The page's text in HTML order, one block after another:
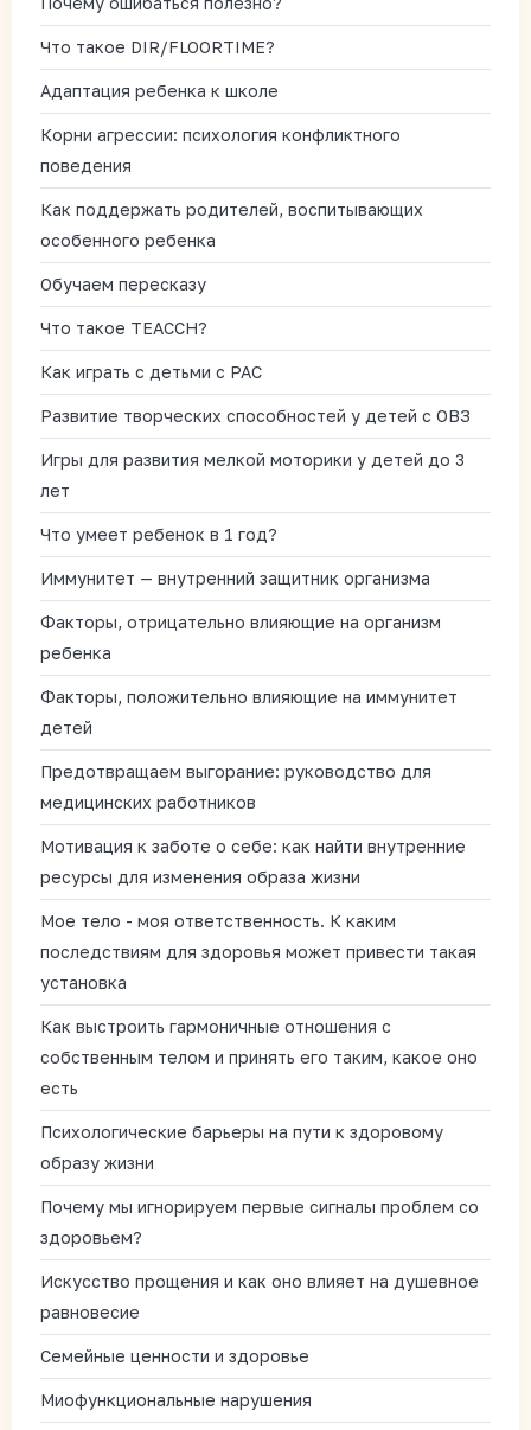
Что такое DIR/FLOORTIME?
Адаптация ребенка к школе
Корни агрессии: психология конфликтного
поведения
Как поддержать родителей, воспитывающих
особенного ребенка
Обучаем пересказу
Что такое TEACCH?
Как играть с детьми с РАС
Развитие творческих способностей у детей с ОВЗ
Игры для развития мелкой моторики у детей до 3
лет
Что умеет ребенок в 1 год?
Иммунитет — внутренний защитник организма
Факторы, отрицательно влияющие на организм
ребенка
Факторы, положительно влияющие на иммунитет
детей
Предотвращаем выгорание: руководство для
медицинских работников
Мотивация к заботе о себе: как найти внутренние
ресурсы для изменения образа жизни
Мое тело - моя ответственность. К каким
последствиям для здоровья может привести такая
установка
Как выстроить гармоничные отношения с
собственным телом и принять его таким, какое оно
есть
Психологические барьеры на пути к здоровому
образу жизни
Почему мы игнорируем первые сигналы проблем со
здоровьем?
Искусство прощения и как оно влияет на душевное
равновесие
Семейные ценности и здоровье
Миофункциональные нарушения